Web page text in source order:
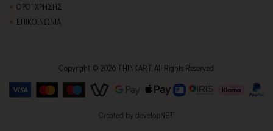
ΟΡΟΙ ΧΡΗΣΗΣ
ΕΠΙΚΟΙΝΩΝΙΑ
Copyright © 2026 THINKART. All Rights Reserved.
Created by developNET